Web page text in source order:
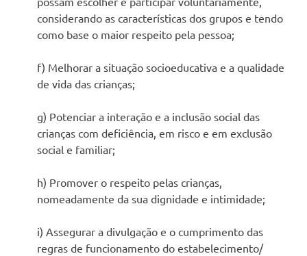
considerando as características dos grupos e tendo
como base o maior respeito pela pessoa;
f) Melhorar a situação socioeducativa e a qualidade
de vida das crianças;
g) Potenciar a interação e a inclusão social das
crianças com deficiência, em risco e em exclusão
social e familiar;
h) Promover o respeito pelas crianças,
nomeadamente da sua dignidade e intimidade;
i) Assegurar a divulgação e o cumprimento das
regras de funcionamento do estabelecimento/